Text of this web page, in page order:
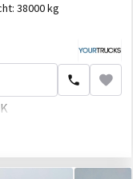
38000 kg